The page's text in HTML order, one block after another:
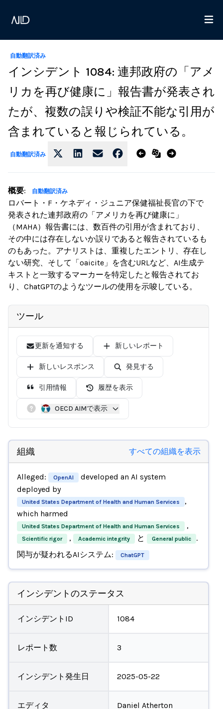
自動翻訳済み
インシデント 1084: 連邦政府の「アメ
リカを再び健康に」報告書が発表され
たが、複数の誤りや検証不能な引用が
含まれていると報じられている。
自動翻訳済み
概要: 自動翻訳済み
ロバート・F・ケネディ・ジュニア保健福祉長官の下で
発表された連邦政府の「アメリカを再び健康に」
（MAHA）報告書には、数百件の引用が含まれており、
その中には存在しないか誤りであると報告されているも
のもあった。アナリストは、重複したエントリ、存在し
ない研究、そして「oaicite」を含むURLなど、AI生成テ
キストと一致するマーカーを特定したと報告されてお
り、ChatGPTのようなツールの使用を示唆している。
ツール
更新を通知する 新しいレポート
新しいレスポンス 発見する
引用情報 履歴を表示
OECD AIMで表示
組織 すべての組織を表示
Alleged: OpenAI
developed an AI system
deployed by
United States Department of Health and Human Services
,
which harmed
United States Department of Health and Human Services ,
Scientific rigor , Academic integrity と General public
.
関与が疑われるAIシステム:
ChatGPT
インシデントのステータス
インシデントID 1084
レポート数 3
インシデント発生日 2025-05-22
エディタ Daniel Atherton